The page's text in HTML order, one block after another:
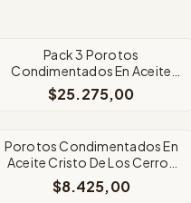
Pack 3 Porotos
Condimentados En Aceite
Cristo De Los Cerros X300
grs
$25.275,00
Porotos Condimentados En
Aceite Cristo De Los Cerros
X300 grs
$8.425,00